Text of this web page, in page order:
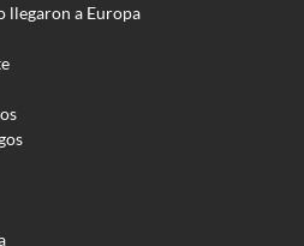
llegaron a Europa